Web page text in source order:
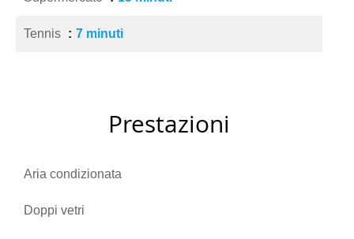
Tennis 7 minuti
Prestazioni
Aria condizionata
Doppi vetri